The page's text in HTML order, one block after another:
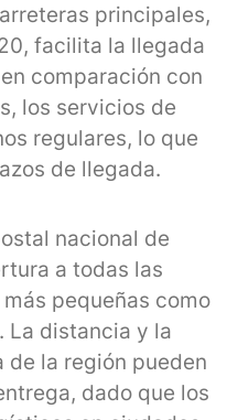
principales,
facilita la llegada
comparación con
los servicios de
regulares, lo que
de llegada.
nacional de
a todas las
pequeñas como
La distancia y la
la región pueden
dado que los